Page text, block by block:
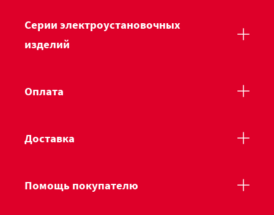
Серии электроустановочных
изделий
Оплата
Доставка
Помощь покупателю